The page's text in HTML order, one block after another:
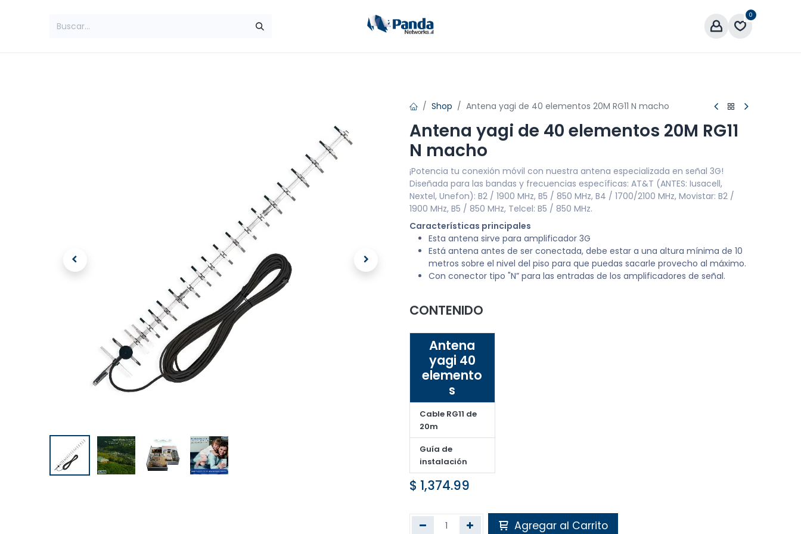
0
Shop Antena yagi de 40 elementos 20M RG11 N macho
Antena yagi de 40 elementos 20M RG11
N macho
¡Potencia tu conexión móvil con nuestra antena especializada en señal 3G!
Diseñada para las bandas y frecuencias específicas: AT&T (ANTES: Iusacell,
Nextel, Unefon): B2 / 1900 MHz, B5 / 850 MHz, B4 / 1700/2100 MHz, Movistar: B2 /
1900 MHz, B5 / 850 MHz, Telcel: B5 / 850 MHz.
Características principales
Esta antena sirve para amplificador 3G
Está antena antes de ser conectada, debe estar a una altura mínima de 10
metros sobre el nivel del piso para que puedas sacarle provecho al máximo.
Con conector tipo "N” para las entradas de los amplificadores de señal.
CONTENIDO
Antena
yagi 40
elemento
s
Cable RG11 de
20m
Guía de
instalación
$ 1,374.99
Agregar al Carrito